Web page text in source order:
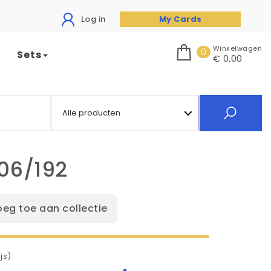
Log in My Cards
Sets 0 Winkelwagen
€ 0,00
192
toe aan collectie